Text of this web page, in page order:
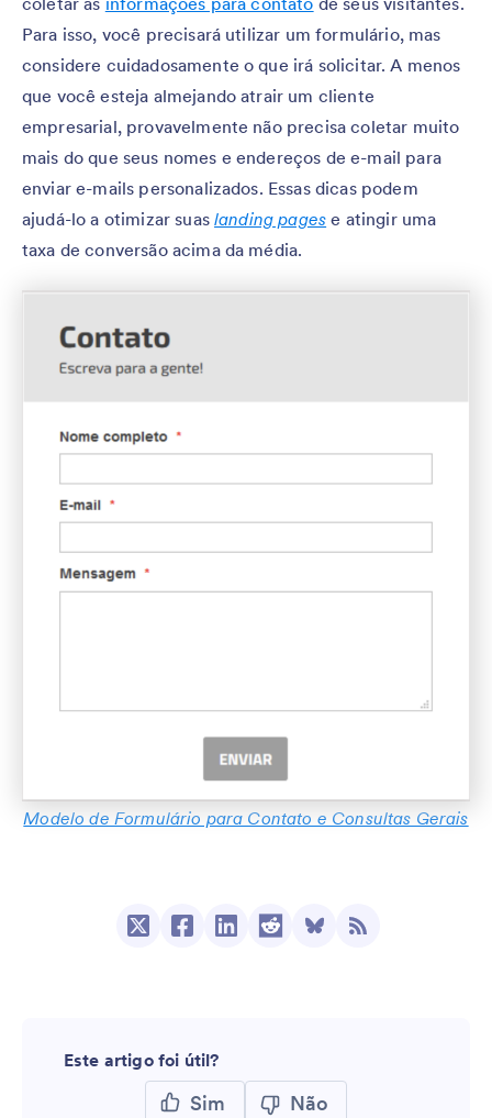
Para isso, você precisará utilizar um formulário, mas
considere cuidadosamente o que irá solicitar. A menos
que você esteja almejando atrair um cliente
empresarial, provavelmente não precisa coletar muito
mais do que seus nomes e endereços de e-mail para
enviar e-mails personalizados. Essas dicas podem
ajudá-lo a otimizar suaslanding pages e atingir uma
taxa de conversão acima da média.
Modelo de Formulário para Contato e Consultas Gerais
Este artigo foi útil?
Sim Não